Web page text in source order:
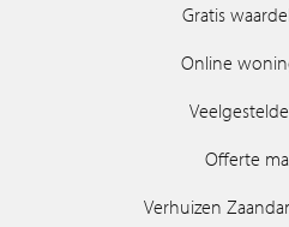
Gratis
Online
Offerte
Verhuizen